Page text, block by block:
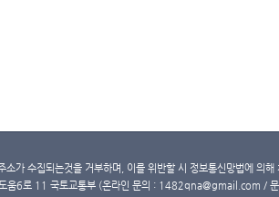
소가 수집되는것을 거부하며, 이를 위반할 시 정보통신망법에 의
움6로 11 국토교통부 (온라인 문의 : 1482qna@gmail.com /